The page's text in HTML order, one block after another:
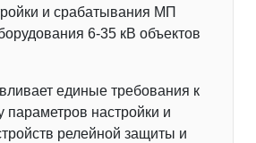
и срабатывания МП
6-35 кВ объектов
единые требования к
параметров настройки и
релейной защиты и